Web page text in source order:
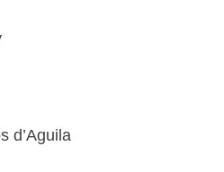
d’Aguila